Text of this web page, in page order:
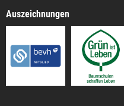
Auszeichnungen